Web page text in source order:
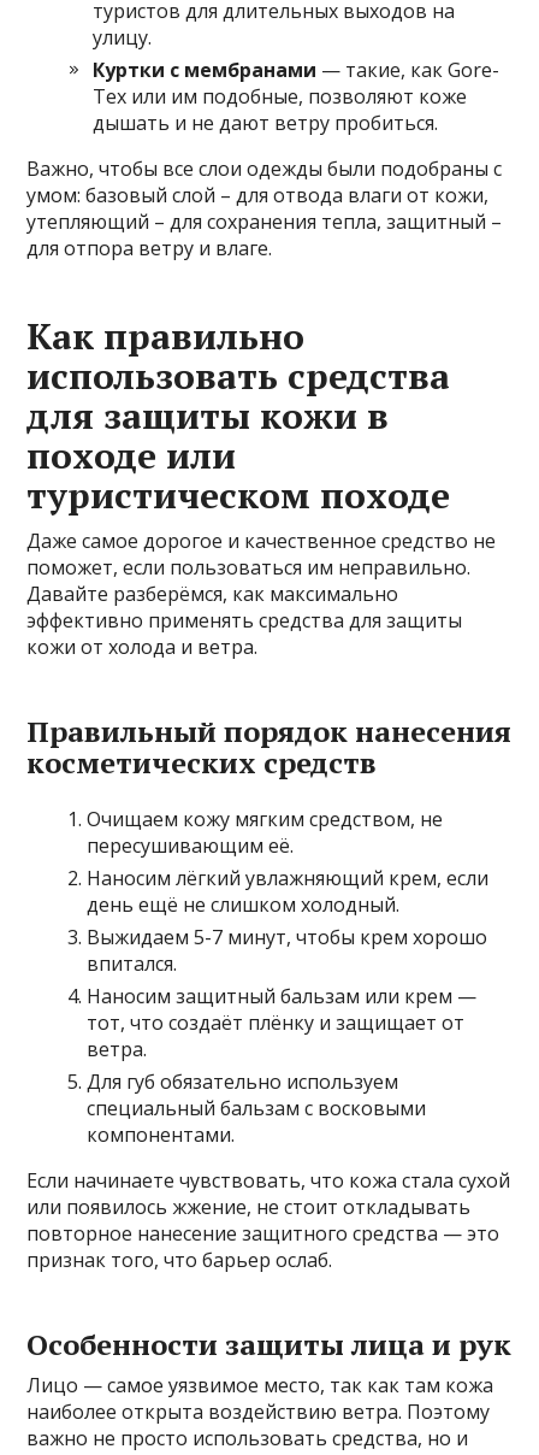
туристов для длительных выходов на
улицу.
Куртки с мембранами — такие, как Gore-
Tex или им подобные, позволяют коже
дышать и не дают ветру пробиться.
Важно, чтобы все слои одежды были подобраны с
умом: базовый слой – для отвода влаги от кожи,
утепляющий – для сохранения тепла, защитный –
для отпора ветру и влаге.
Как правильно
использовать средства
для защиты кожи в
походе или
туристическом походе
Даже самое дорогое и качественное средство не
поможет, если пользоваться им неправильно.
Давайте разберёмся, как максимально
эффективно применять средства для защиты
кожи от холода и ветра.
Правильный порядок нанесения
косметических средств
Очищаем кожу мягким средством, не
пересушивающим её.
Наносим лёгкий увлажняющий крем, если
день ещё не слишком холодный.
Выжидаем 5-7 минут, чтобы крем хорошо
впитался.
Наносим защитный бальзам или крем —
тот, что создаёт плёнку и защищает от
ветра.
Для губ обязательно используем
специальный бальзам с восковыми
компонентами.
Если начинаете чувствовать, что кожа стала сухой
или появилось жжение, не стоит откладывать
повторное нанесение защитного средства — это
признак того, что барьер ослаб.
Особенности защиты лица и рук
Лицо — самое уязвимое место, так как там кожа
наиболее открыта воздействию ветра. Поэтому
важно не просто использовать средства, но и